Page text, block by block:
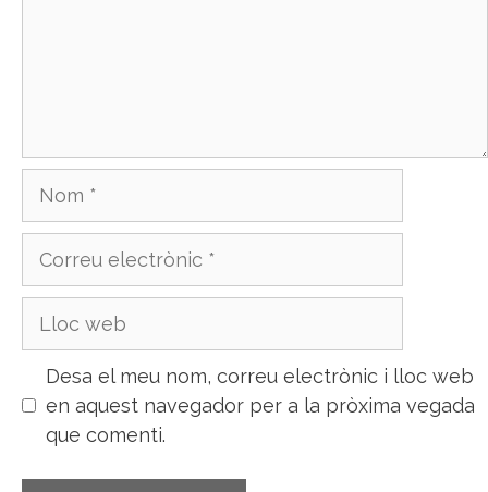
Nom
Correu
Lloc
Desa el meu nom, correu electrònic i lloc web
en aquest navegador per a la pròxima vegada
que comenti.